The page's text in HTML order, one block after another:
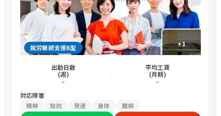
+1
就労継続支援B型
出勤日数
(週)
-
平均工賃
(月額)
-
対応障害
精神
知的 発達 身体 難病